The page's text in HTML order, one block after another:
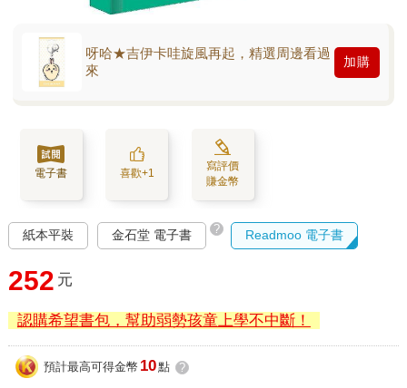
呀哈★吉伊卡哇旋風再起，精選周邊看過
來
加購
電子書 喜歡+1
寫評價
賺金幣
紙本平裝 金石堂 電子書 ? Readmoo 電子書
252 元
認購希望書包，幫助弱勢孩童上學不中斷！
預計最高可得金幣 10點 ?